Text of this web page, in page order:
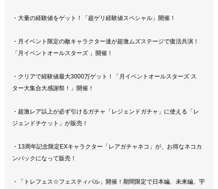
・大量の経験値をゲット！「超ゲリ経験値スペシャル」開催！
・月イベント限定の敵キャラクター達が超激ムズステージで復活共演！
「月イベントオールスターズ 」開催！
・クリアで経験値最大3000万ゲット！「月イベントオールスターズ ス
ター大集合大感謝祭！」開催！
・超激レア以上が必ず引けるガチャ「レジェンドガチャ」に使える「レ
ジェンドチケット」が販売！
・13周年記念限定EXキャラクター「レアガチャネコ」が、お得なネコカ
ンパックになって販売！
・「トレフェス☆フェスティバル」開催！期間限定で日本編、未来編、宇